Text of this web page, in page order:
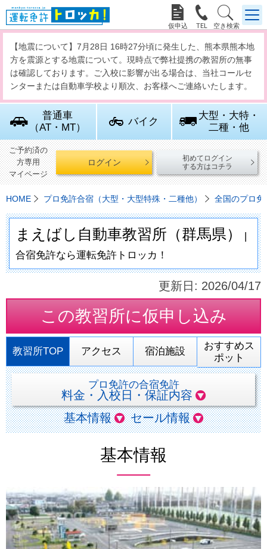
  
【地震について】7月28日 16時27分頃に発生した、熊本県熊本地
方を震源とする地震について。現時点で弊社提携の教習所の無事
は確認しております。ご入校に影響が出る場合は、当社コールセ
ンターまたは自動車学校より順次、お客様へご連絡いたします。
普通車
（AT・MT）
バイク
大型・大特・
二種・他
ご予約済の
方専用
マイページ
ログイン
初めてログイン
する方はコチラ
HOME プロ免許合宿（大型・大型特殊・二種他） 全国のプロ
まえばし自動車教習所（群馬県）
|
合宿免許なら運転免許トロッカ！
更新日: 2026/04/17
この教習所に仮申し込み
教習所TOP アクセス 宿泊施設
おすすめス
ポット
プロ免許の合宿免許
料金・入校日・保証内容
基本情報
セール情報
基本情報